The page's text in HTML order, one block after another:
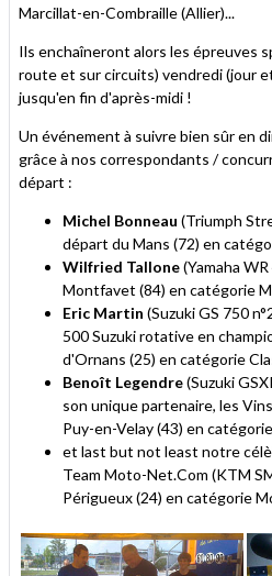
Marcillat-en-Combraille (Allier)...
Ils enchaîneront alors les épreuves
route et sur circuits) vendredi (jour
jusqu'en fin d'après-midi !
Un événement à suivre bien sûr en
grâce à nos correspondants /
départ :
Michel Bonneau (Triumph
départ du Mans (72) en
Wilfried Tallone(Yamaha
Montfavet (84) en catégorie
Eric Martin (Suzuki GS 750
500 Suzuki rotative en
d'Ornans (25) en catégorie
Benoît Legendre(Suzuki
son unique partenaire, les
Puy-en-Velay (43) en
et last but not least notre
Team Moto-Net.Com (KTM
Périgueux (24) en catégorie